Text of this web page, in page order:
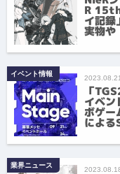
R
イ記録
実物や
イベント情報
「
イベン
ボゲー
によ
業界ニュース